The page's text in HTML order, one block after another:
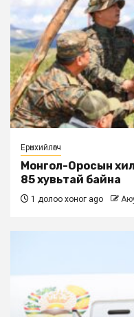
Ерөнхийлөгч
Монгол-Оросын
85 хувьтай байна
1 долоо хоног ago